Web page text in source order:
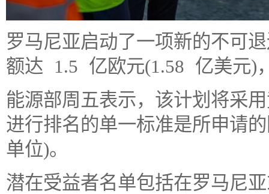
罗马尼亚启动了一项新的不可
额达 1.5 亿欧元(1.58 亿美元)
能源部周五表示，该计划将采
进行排名的单一标准是所申请
单位)。
潜在受益者名单包括在罗马尼